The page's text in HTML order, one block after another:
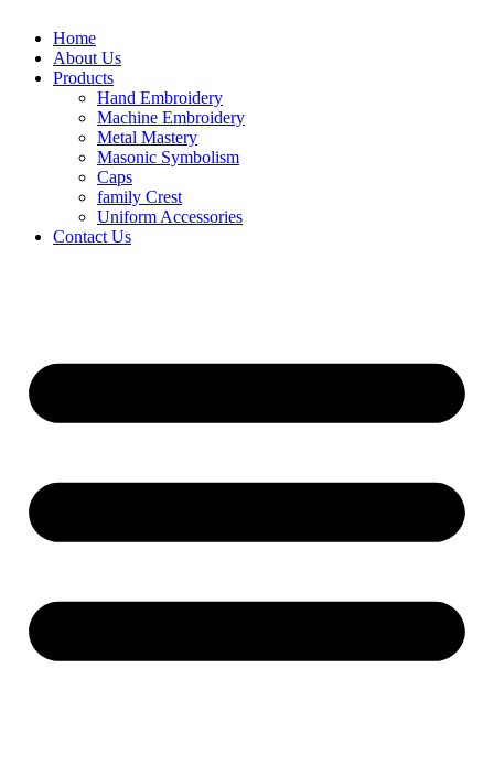
Home
About Us
Products
Hand Embroidery
Machine Embroidery
Metal Mastery
Masonic Symbolism
Caps
family Crest
Uniform Accessories
Contact Us